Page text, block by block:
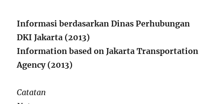
Informasi berdasarkan Dinas Perhubungan
DKI Jakarta (2013)
Information based on Jakarta Transportation
Agency (2013)
Catatan